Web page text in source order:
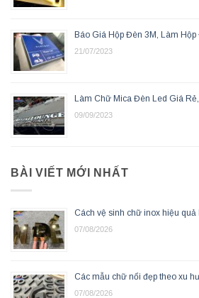
Báo Giá Hộp Đèn 3M, Làm
21/07/2023
Làm Chữ Mica Đèn Led Giá
09/09/2023
BÀI VIẾT MỚI NHẤT
Cách vệ sinh chữ inox hiệu
07/08/2026
Các mẫu chữ nổi đẹp theo xu
07/08/2026